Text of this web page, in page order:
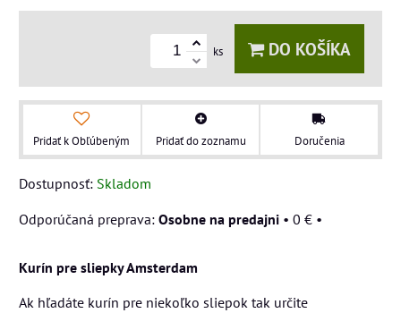
ks DO KOŠÍKA
Pridať k Obľúbeným Pridať do zoznamu Doručenia
Dostupnosť: Skladom
Osobne na predajni • 0 € •
Kurín pre sliepky Amsterdam
Ak hľadáte kurín pre niekoľko sliepok tak určite